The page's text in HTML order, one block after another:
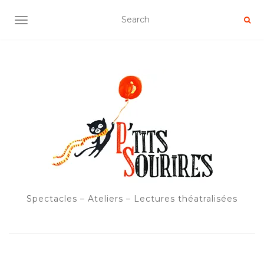
OUVRIR/FERMER LA NAVIGATION
Spectacles – Ateliers – Lectures théatralisées